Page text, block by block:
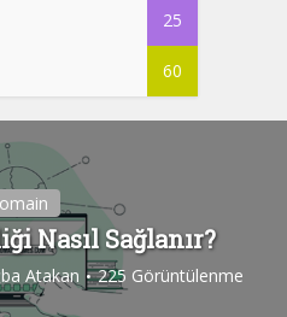
25
60
Nasıl Sağlanır?
Atakan 225 Görüntülenme